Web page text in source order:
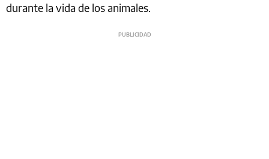
durante la vida de los animales.